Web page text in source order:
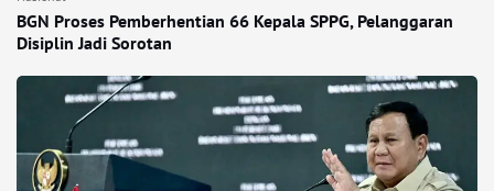
BGN Proses Pemberhentian 66 Kepala SPPG, Pelanggaran
Disiplin Jadi Sorotan